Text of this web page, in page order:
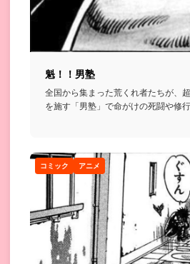
魁！！男塾
全国から集まった荒くれ者たちが、
を施す「男塾」で命がけの死闘や修
コミック アニメ